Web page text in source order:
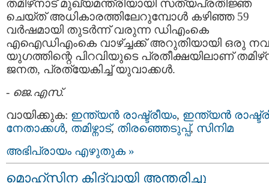
തമിഴ്‌നാട് മുഖ്യമന്ത്രിയായി സത്യപ്രതിജ്ഞ
ചെയ്ത് അധികാരത്തിലേറുമ്പോള്‍ കഴിഞ്ഞ 59
വര്‍ഷമായി തുടര്‍ന്ന് വരുന്ന ഡി‌എംകെ
എഐഡി‌എംകെ വാഴ്ച്ചക്ക് അറുതിയായി ഒരു നവ
യുഗത്തിന്റെ പിറവിയുടെ പ്രതീക്ഷയിലാണ്‌
ജനത, പ്രത്യേകിച്ച് യുവാക്കള്‍.
- ജെ.എസ്.
വായിക്കുക: ഇന്ത്യന്‍ രാഷ്ട്രീയം, ഇന്ത്യന്‍
നേതാക്കള്‍, തമിഴ്നാട്, തിരഞ്ഞെടുപ്പ്, സിനിമ
അഭിപ്രായം എഴുതുക »
മൊഹ്‌സിന കിദ്വായി അന്തരിച്ചു